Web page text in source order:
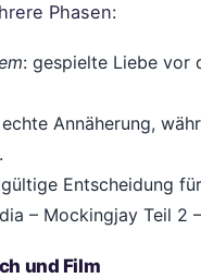
Phasen:
: gespielte Liebe vor
Annäherung,
Entscheidung
– Mockingjay Teil 2
und Film